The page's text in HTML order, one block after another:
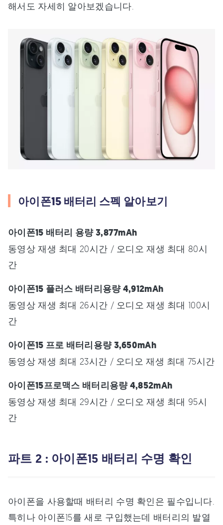
해서도 자세히 알아보겠습니다.
아이폰15 배터리 스펙 알아보기
아이폰15 배터리 용량 3,877mAh
동영상 재생 최대 20시간 / 오디오 재생 최대 80시
간
아이폰15 플러스 배터리용량 4,912mAh
동영상 재생 최대 26시간 / 오디오 재생 최대 100시
간
아이폰15 프로 배터리용량 3,650mAh
동영상 재생 최대 23시간 / 오디오 재생 최대 75시간
아이폰15프로맥스 배터리용량 4,852mAh
동영상 재생 최대 29시간 / 오디오 재생 최대 95시
간
파트 2 : 아이폰15 배터리 수명 확인
아이폰을 사용할때 배터리 수명 확인은 필수입니다.
특히나 아이폰15를 새로 구입했는데 배터리의 발열